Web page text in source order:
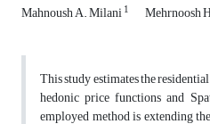
Mahnoush A. Milani1 Mehrnoosh
This study estimates the
hedonic price functions and
employed method is extending